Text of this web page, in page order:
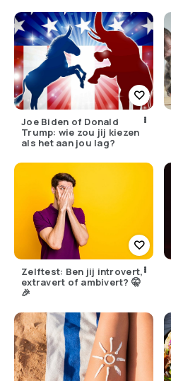
Joe Biden of Donald
Trump: wie zou jij kiezen
als het aan jou lag?
Zelftest: Ben jij introvert,
extravert of ambivert? 🤫
🎉